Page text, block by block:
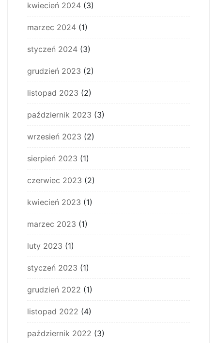
kwiecień 2024 (3)
marzec 2024 (1)
styczeń 2024 (3)
grudzień 2023 (2)
listopad 2023 (2)
październik 2023 (3)
wrzesień 2023 (2)
sierpień 2023 (1)
czerwiec 2023 (2)
kwiecień 2023 (1)
marzec 2023 (1)
luty 2023 (1)
styczeń 2023 (1)
grudzień 2022 (1)
listopad 2022 (4)
październik 2022 (3)